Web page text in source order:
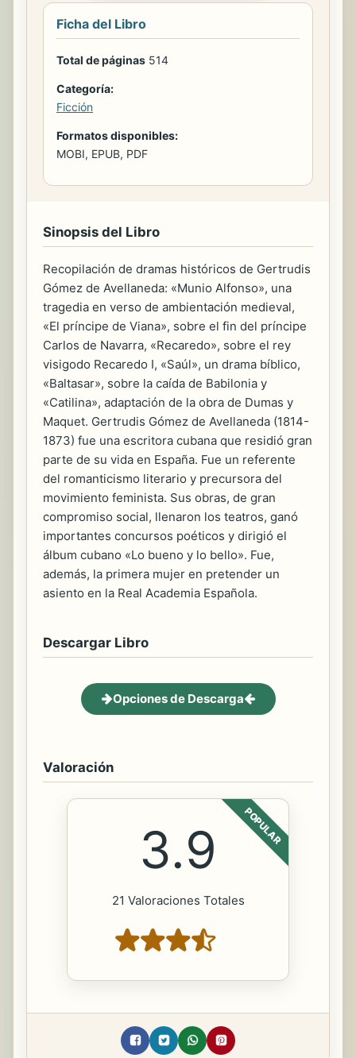
Ficha del Libro
Total de páginas 514
Categoría:
Ficción
Formatos disponibles:
MOBI, EPUB, PDF
Sinopsis del Libro
Recopilación de dramas históricos de Gertrudis
Gómez de Avellaneda: «Munio Alfonso», una
tragedia en verso de ambientación medieval,
«El príncipe de Viana», sobre el fin del príncipe
Carlos de Navarra, «Recaredo», sobre el rey
visigodo Recaredo I, «Saúl», un drama bíblico,
«Baltasar», sobre la caída de Babilonia y
«Catilina», adaptación de la obra de Dumas y
Maquet. Gertrudis Gómez de Avellaneda (1814-
1873) fue una escritora cubana que residió gran
parte de su vida en España. Fue un referente
del romanticismo literario y precursora del
movimiento feminista. Sus obras, de gran
compromiso social, llenaron los teatros, ganó
importantes concursos poéticos y dirigió el
álbum cubano «Lo bueno y lo bello». Fue,
además, la primera mujer en pretender un
asiento en la Real Academia Española.
Descargar Libro
Opciones de Descarga
Valoración
POPULAR
3.9
21 Valoraciones Totales